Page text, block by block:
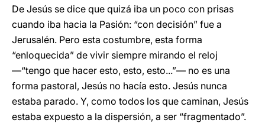
De Jesús se dice que quizá iba un poco con prisas
cuando iba hacia la Pasión: “con decisión” fue a
Jerusalén. Pero esta costumbre, esta forma
“enloquecida” de vivir siempre mirando el reloj
—“tengo que hacer esto, esto, esto...”— no es una
forma pastoral, Jesús no hacía esto. Jesús nunca
estaba parado. Y, como todos los que caminan, Jesús
estaba expuesto a la dispersión, a ser “fragmentado”.